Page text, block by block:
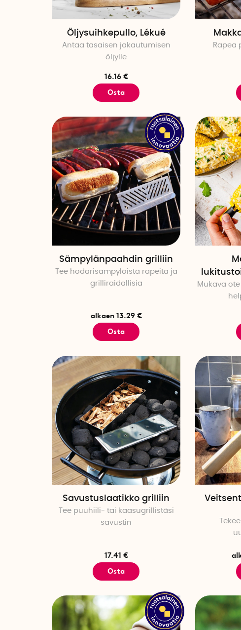
Öljysuihkepullo, Lékué
Antaa tasaisen jakautumisen
öljylle
16.16 €
Osta
Rapea
Sämpylänpaahdin grilliin
Tee hodarisämpylöistä rapeita ja
grilliraidallisia
alkaen 13.29 €
Osta
Mukava
Savustuslaatikko grilliin
Tee puuhiili- tai kaasugrillistäsi
savustin
17.41 €
Osta